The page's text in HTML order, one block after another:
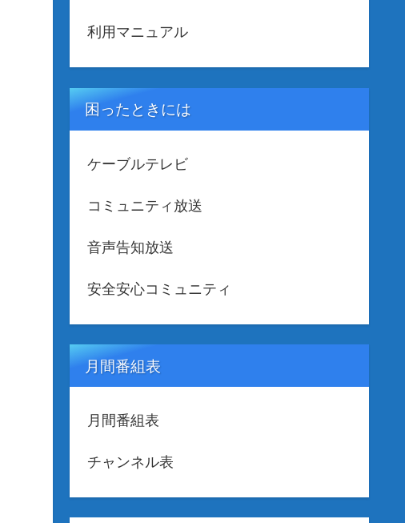
利用マニュアル
困ったときには
ケーブルテレビ
コミュニティ放送
音声告知放送
安全安心コミュニティ
月間番組表
月間番組表
チャンネル表